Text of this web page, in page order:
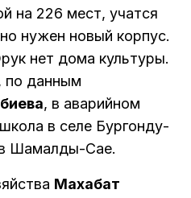
на 226 мест, учатся
нужен новый корпус.
нет дома культуры.
по данным
, в аварийном
в селе Бургонду-
Шамалды-Сае.
Махабат